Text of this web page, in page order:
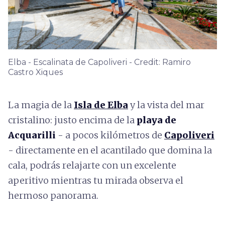
Elba - Escalinata de Capoliveri - Credit: Ramiro
Castro Xiques
La magia de la Isla de Elba y la vista del mar
cristalino: justo encima de la playa de
Acquarilli - a pocos kilómetros de Capoliveri
- directamente en el acantilado que domina la
cala, podrás relajarte con un excelente
aperitivo mientras tu mirada observa el
hermoso panorama.